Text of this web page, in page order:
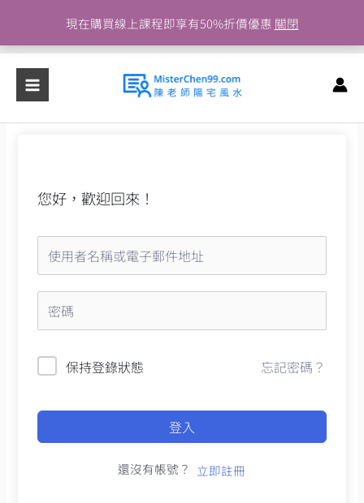
現在購買線上課程即享有50%折價優惠 關閉
主
容
您好，歡迎回來！
保持登錄狀態 忘記密碼？
登入
還沒有帳號？ 立即註冊